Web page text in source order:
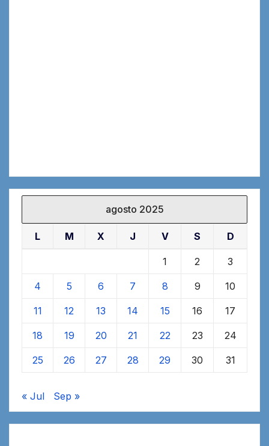
agosto 2025
L M X J V S D
1 2 3
4 5 6 7 8 9 10
11 12 13 14 15 16 17
18 19 20 21 22 23 24
25 26 27 28 29 30 31
« Jul Sep »